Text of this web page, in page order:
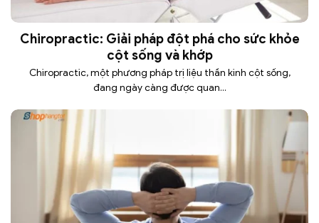
Chiropractic: Giải pháp đột phá cho sức khỏe
cột sống và khớp
Chiropractic, một phương pháp trị liệu thần kinh cột sống,
đang ngày càng được quan...